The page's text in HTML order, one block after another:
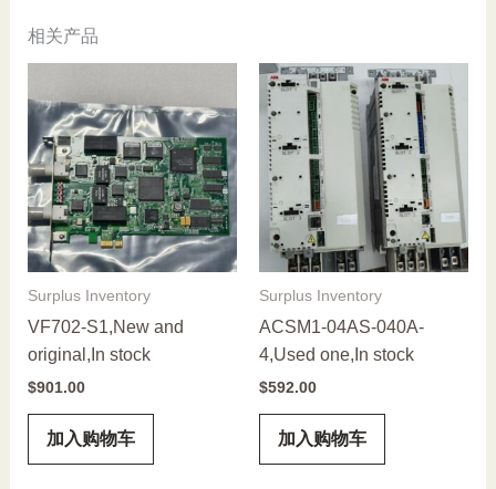
相关产品
Surplus Inventory
VF702-S1,New and
original,In stock
$901.00
加入购物车
Surplus Inventory
ACSM1-04AS-040A-
4,Used one,In stock
$592.00
加入购物车